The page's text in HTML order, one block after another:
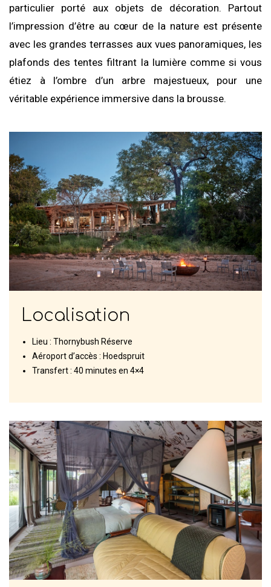
particulier porté aux objets de décoration. Partout
l’impression d’être au cœur de la nature est présente
avec les grandes terrasses aux vues panoramiques, les
plafonds des tentes filtrant la lumière comme si vous
étiez à l’ombre d’un arbre majestueux, pour une
véritable expérience immersive dans la brousse.
Localisation
Lieu : Thornybush Réserve
Aéroport d’accès : Hoedspruit
Transfert : 40 minutes en 4×4